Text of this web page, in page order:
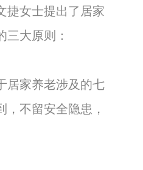
捷女士提出了居家
三大原则：
居家养老涉及的七
，不留安全隐患，